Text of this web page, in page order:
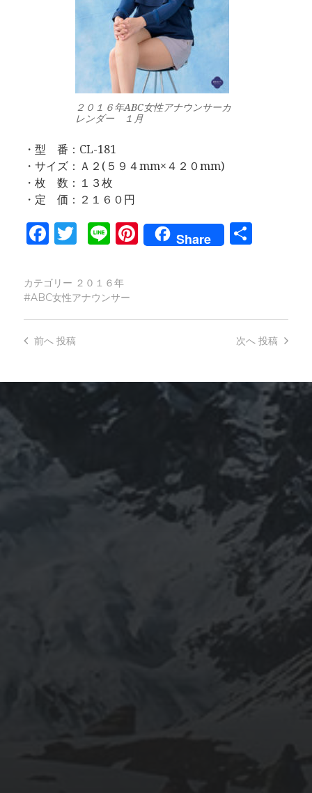
２０１６年ABC女性アナウンサーカ
レンダー １月
・型 番：CL-181
・サイズ：Ａ２(５９４mm×４２０mm)
・枚 数：１３枚
・定 価：２１６０円
Facebook
Twitter
LinePinterest
Share
共
カテゴリー ２０１６年
ABC女性アナウンサー
次へ 投稿
前へ投稿